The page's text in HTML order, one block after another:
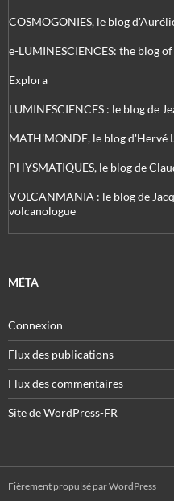
COSMOGONIES, le blog
e-LUMINESCIENCES: the blog
Explora
LUMINESCIENCES : le blog de
MATH'MONDE, le blog d'Hervé
PHYSMATIQUES, le blog de
VOLCANMANIA : le blog de
volcanologue
MÉTA
Connexion
Flux des publications
Flux des commentaires
Site de WordPress-FR
Fièrement propulsé par WordPress